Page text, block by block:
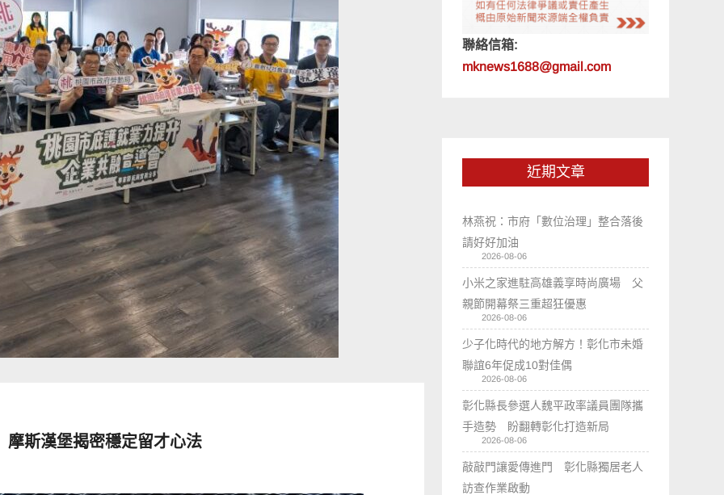
斯漢堡揭密穩定留才心法
聯絡信箱:
mknews1688@gmail.com
近期文章
林燕祝：市府「數位治理」整合落後
請好好加油
2026-08-06
小米之家進駐高雄義享時尚廣場 父
親節開幕祭三重超狂優惠
2026-08-06
少子化時代的地方解方！彰化市未婚
聯誼6年促成10對佳偶
2026-08-06
彰化縣長參選人魏平政率議員團隊攜
手造勢 盼翻轉彰化打造新局
2026-08-06
敲敲門讓愛傳進門 彰化縣獨居老人
訪查作業啟動